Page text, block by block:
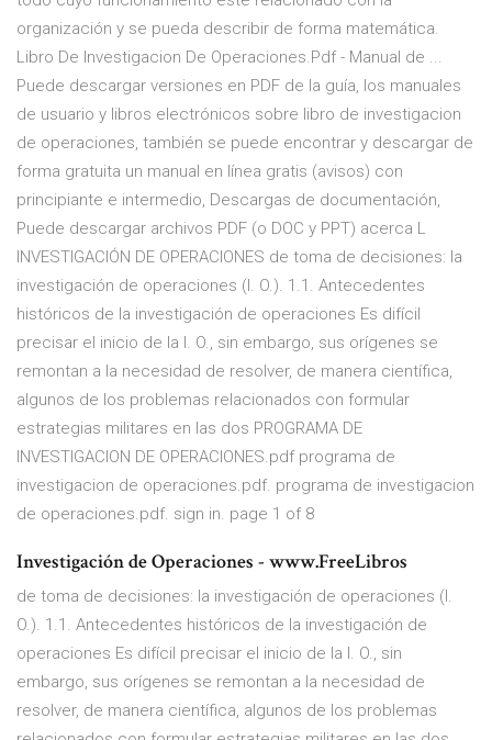
organización y se pueda describir de forma matemática.
Libro De Investigacion De Operaciones.Pdf - Manual de ...
Puede descargar versiones en PDF de la guía, los manuales
de usuario y libros electrónicos sobre libro de investigacion
de operaciones, también se puede encontrar y descargar de
forma gratuita un manual en línea gratis (avisos) con
principiante e intermedio, Descargas de documentación,
Puede descargar archivos PDF (o DOC y PPT) acerca L
INVESTIGACIÓN DE OPERACIONES de toma de decisiones: la
investigación de operaciones (I. O.). 1.1. Antecedentes
históricos de la investigación de operaciones Es difícil
precisar el inicio de la I. O., sin embargo, sus orígenes se
remontan a la necesidad de resolver, de manera científica,
algunos de los problemas relacionados con formular
estrategias militares en las dos PROGRAMA DE
INVESTIGACION DE OPERACIONES.pdf programa de
investigacion de operaciones.pdf. programa de investigacion
de operaciones.pdf. sign in. page 1 of 8
Investigación de Operaciones - www.FreeLibros
de toma de decisiones: la investigación de operaciones (I.
O.). 1.1. Antecedentes históricos de la investigación de
operaciones Es difícil precisar el inicio de la I. O., sin
embargo, sus orígenes se remontan a la necesidad de
resolver, de manera científica, algunos de los problemas